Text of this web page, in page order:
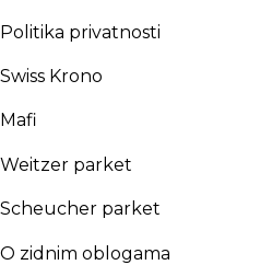
Politika privatnosti
Swiss Krono
Mafi
Weitzer parket
Scheucher parket
O zidnim oblogama